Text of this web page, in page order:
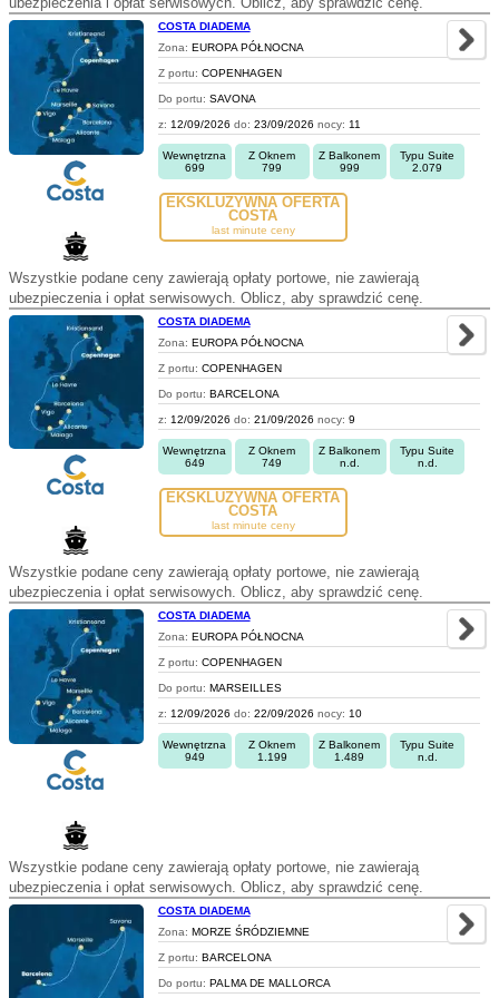
COSTA DIADEMA
Zona: EUROPA PÓŁNOCNA
Z portu: COPENHAGEN
Do portu: SAVONA
z: 12/09/2026 do: 23/09/2026 nocy: 11
Wewnętrzna
699
Z Oknem
799
Z Balkonem
999
Typu Suite
2.079
EKSKLUZYWNA OFERTA
COSTA
last minute ceny
Wszystkie podane ceny zawierają opłaty portowe, nie zawierają
ubezpieczenia i opłat serwisowych. Oblicz, aby sprawdzić cenę.
COSTA DIADEMA
Zona: EUROPA PÓŁNOCNA
Z portu: COPENHAGEN
Do portu: BARCELONA
z: 12/09/2026 do: 21/09/2026 nocy: 9
Wewnętrzna
649
Z Oknem
749
Z Balkonem
n.d.
Typu Suite
n.d.
EKSKLUZYWNA OFERTA
COSTA
last minute ceny
Wszystkie podane ceny zawierają opłaty portowe, nie zawierają
ubezpieczenia i opłat serwisowych. Oblicz, aby sprawdzić cenę.
COSTA DIADEMA
Zona: EUROPA PÓŁNOCNA
Z portu: COPENHAGEN
Do portu: MARSEILLES
z: 12/09/2026 do: 22/09/2026 nocy: 10
Wewnętrzna
949
Z Oknem
1.199
Z Balkonem
1.489
Typu Suite
n.d.
Wszystkie podane ceny zawierają opłaty portowe, nie zawierają
ubezpieczenia i opłat serwisowych. Oblicz, aby sprawdzić cenę.
COSTA DIADEMA
Zona: MORZE ŚRÓDZIEMNE
Z portu: BARCELONA
Do portu: PALMA DE MALLORCA